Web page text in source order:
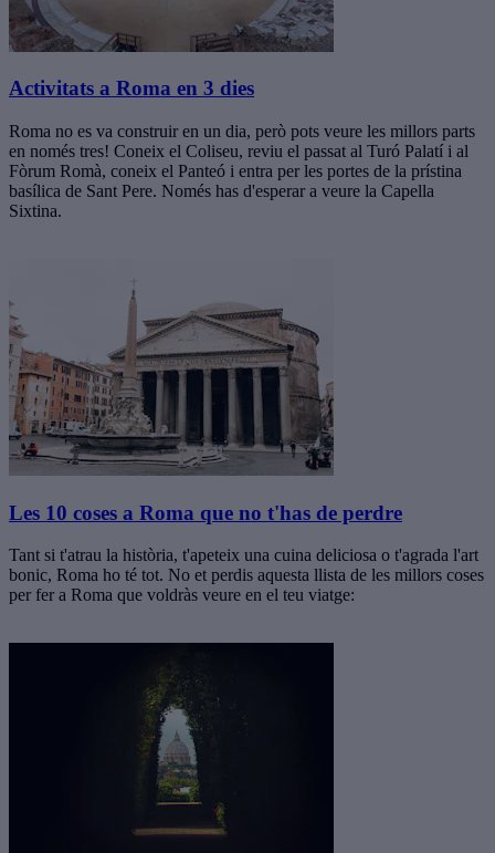
Activitats a Roma en 3 dies
Roma no es va construir en un dia, però pots veure les millors parts
en només tres! Coneix el Coliseu, reviu el passat al Turó Palatí i al
Fòrum Romà, coneix el Panteó i entra per les portes de la prístina
basílica de Sant Pere. Només has d'esperar a veure la Capella
Sixtina.
Les 10 coses a Roma que no t'has de perdre
Tant si t'atrau la història, t'apeteix una cuina deliciosa o t'agrada l'art
bonic, Roma ho té tot. No et perdis aquesta llista de les millors coses
per fer a Roma que voldràs veure en el teu viatge: